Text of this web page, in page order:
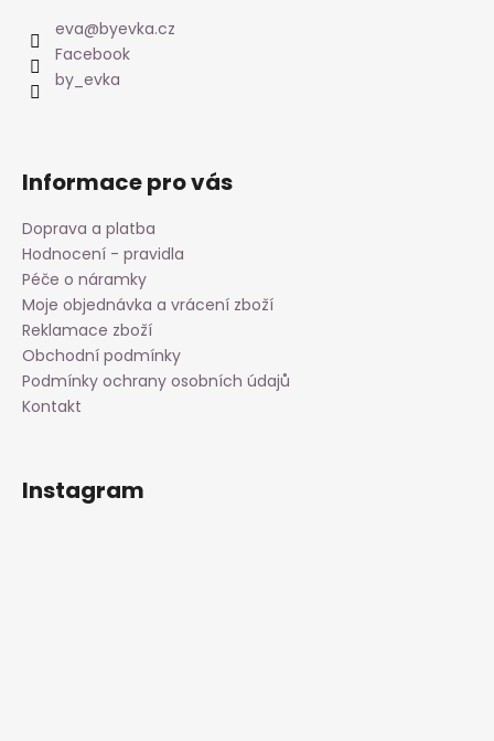
eva@byevka.cz
Facebook
by_evka
Informace pro vás
Doprava a platba
Hodnocení - pravidla
Péče o náramky
Moje objednávka a vrácení zboží
Reklamace zboží
Obchodní podmínky
Podmínky ochrany osobních údajů
Kontakt
Instagram